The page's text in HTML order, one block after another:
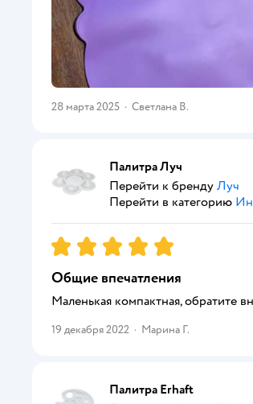
28 марта 2025 · Светлана В.
Палитра Луч
Перейти к бренду Луч
Перейти в категорию
Рейтинг:5
Общие впечатления
Маленькая компактная, обратите
19 декабря 2022 · Марина Г.
Палитра Erhaft